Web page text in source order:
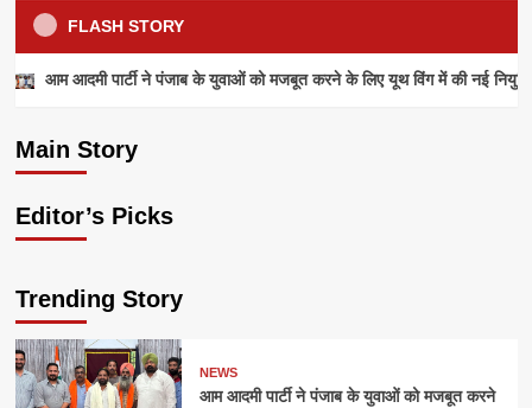
FLASH STORY
आम आदमी पार्टी ने पंजाब के युवाओं को मजबूत करने के लिए यूथ विंग में की नई
Main Story
आम आदमी पार्टी ने पंजाब के युवाओं को मजबूत करने के
admin July 28, 2026
Editor’s Picks
Trending Story
NEWS
आम आदमी पार्टी ने पंजाब के युवाओं को मजबूत करने